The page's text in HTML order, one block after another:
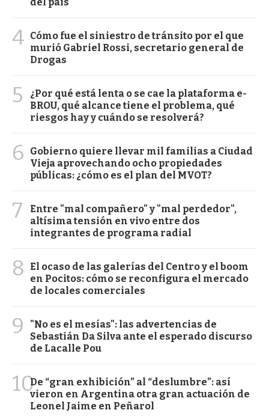
4 Cómo fue el siniestro de tránsito por el que
murió Gabriel Rossi, secretario general de
Drogas
5
¿Por qué está lenta o se cae la plataforma e-
BROU, qué alcance tiene el problema, qué
riesgos hay y cuándo se resolverá?
6
Gobierno quiere llevar mil familias a Ciudad
Vieja aprovechando ocho propiedades
públicas: ¿cómo es el plan del MVOT?
7
Entre "mal compañero" y "mal perdedor",
altísima tensión en vivo entre dos
integrantes de programa radial
8
El ocaso de las galerías del Centro y el boom
en Pocitos: cómo se reconfigura el mercado
de locales comerciales
9
"No es el mesías": las advertencias de
Sebastián Da Silva ante el esperado discurso
de Lacalle Pou
10De “gran exhibición” al “deslumbre”: así
vieron en Argentina otra gran actuación de
Leonel Jaime en Peñarol